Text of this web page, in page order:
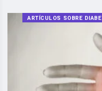
ARTÍCULOS SOBRE